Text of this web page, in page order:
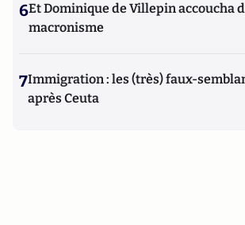
6Et Dominique de Villepin accoucha
macronisme
7Immigration : les (très) faux-
après Ceuta